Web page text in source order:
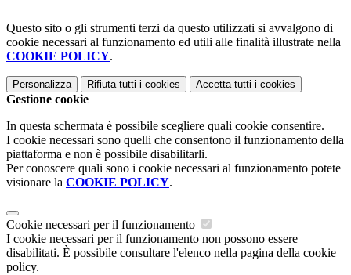
Questo sito o gli strumenti terzi da questo utilizzati si avvalgono di
cookie necessari al funzionamento ed utili alle finalità illustrate nella
COOKIE POLICY.
Personalizza Rifiuta tutti i cookies Accetta tutti i cookies
Gestione cookie
In questa schermata è possibile scegliere quali cookie consentire.
I cookie necessari sono quelli che consentono il funzionamento della
piattaforma e non è possibile disabilitarli.
Per conoscere quali sono i cookie necessari al funzionamento potete
visionare la COOKIE POLICY.
Cookie necessari per il funzionamento
I cookie necessari per il funzionamento non possono essere
disabilitati. È possibile consultare l'elenco nella pagina della cookie
policy.